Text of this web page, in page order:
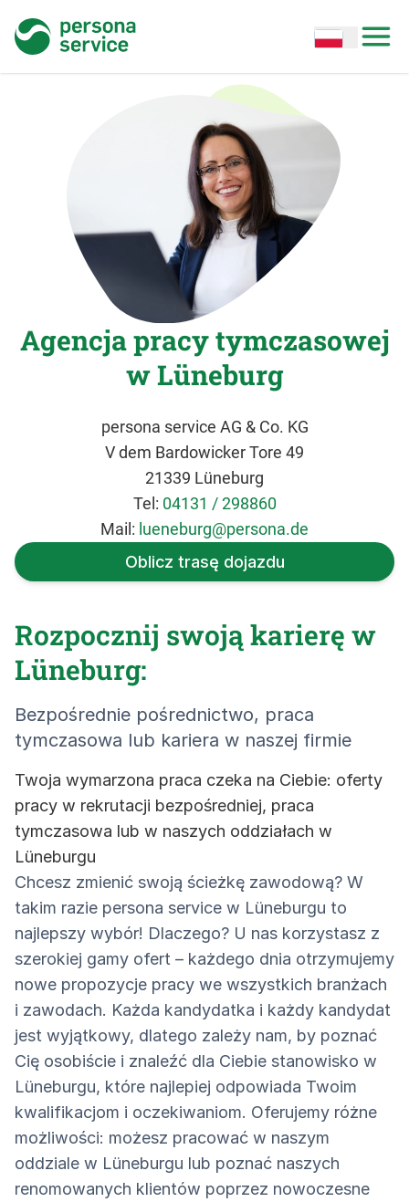
persona service Open options
Agencja pracy tymczasowej
w Lüneburg
persona service AG & Co. KG
V dem Bardowicker Tore 49
21339 Lüneburg
Tel: 04131 / 298860
Mail: lueneburg@persona.de
Oblicz trasę dojazdu
Rozpocznij swoją karierę w
Lüneburg:
Bezpośrednie pośrednictwo, praca
tymczasowa lub kariera w naszej firmie
Twoja wymarzona praca czeka na Ciebie: oferty
pracy w rekrutacji bezpośredniej, praca
tymczasowa lub w naszych oddziałach w
Lüneburgu
Chcesz zmienić swoją ścieżkę zawodową? W
takim razie persona service w Lüneburgu to
najlepszy wybór! Dlaczego? U nas korzystasz z
szerokiej gamy ofert – każdego dnia otrzymujemy
nowe propozycje pracy we wszystkich branżach
i zawodach. Każda kandydatka i każdy kandydat
jest wyjątkowy, dlatego zależy nam, by poznać
Cię osobiście i znaleźć dla Ciebie stanowisko w
Lüneburgu, które najlepiej odpowiada Twoim
kwalifikacjom i oczekiwaniom. Oferujemy różne
możliwości: możesz pracować w naszym
oddziale w Lüneburgu lub poznać naszych
renomowanych klientów poprzez nowoczesne